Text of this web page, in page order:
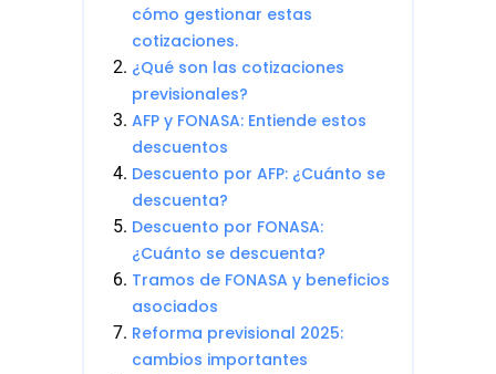
cómo gestionar estas
cotizaciones.
¿Qué son las cotizaciones
previsionales?
AFP y FONASA: Entiende estos
descuentos
Descuento por AFP: ¿Cuánto se
descuenta?
Descuento por FONASA:
¿Cuánto se descuenta?
Tramos de FONASA y beneficios
asociados
Reforma previsional 2025:
cambios importantes